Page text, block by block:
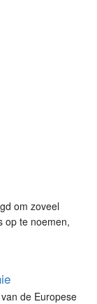
om zoveel
op te noemen,
de Europese